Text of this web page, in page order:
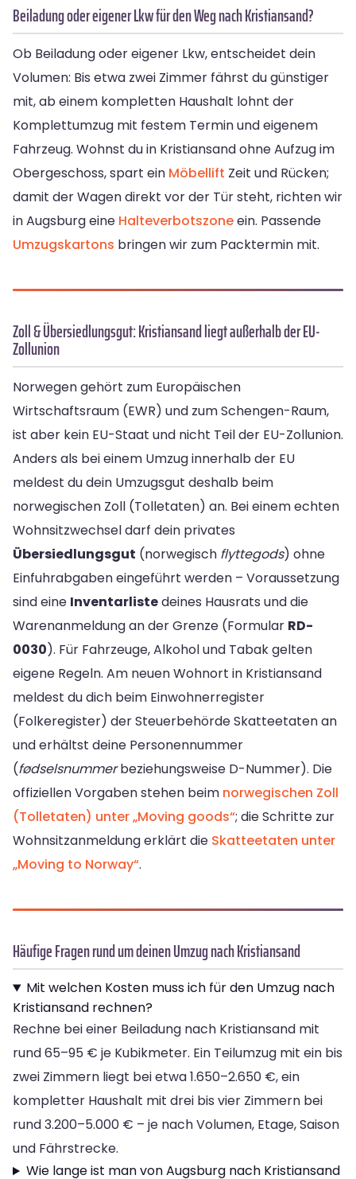
Beiladung oder eigener Lkw für den Weg nach Kristiansand?
Ob Beiladung oder eigener Lkw, entscheidet dein
Volumen: Bis etwa zwei Zimmer fährst du günstiger
mit, ab einem kompletten Haushalt lohnt der
Komplettumzug mit festem Termin und eigenem
Fahrzeug. Wohnst du in Kristiansand ohne Aufzug im
Obergeschoss, spart ein Möbellift Zeit und Rücken;
damit der Wagen direkt vor der Tür steht, richten wir
in Augsburg eine Halteverbotszoneein. Passende
Umzugskartons bringen wir zum Packtermin mit.
Zoll & Übersiedlungsgut: Kristiansand liegt außerhalb der EU-
Zollunion
Norwegen gehört zum Europäischen
Wirtschaftsraum (EWR) und zum Schengen-Raum,
ist aber kein EU-Staat und nicht Teil der EU-Zollunion.
Anders als bei einem Umzug innerhalb der EU
meldest du dein Umzugsgut deshalb beim
norwegischen Zoll (Tolletaten) an. Bei einem echten
Wohnsitzwechsel darf dein privates
Übersiedlungsgut (norwegisch flyttegods) ohne
Einfuhrabgaben eingeführt werden – Voraussetzung
sind eine Inventarlistedeines Hausrats und die
Warenanmeldung an der Grenze (Formular RD-
0030). Für Fahrzeuge, Alkohol und Tabak gelten
eigene Regeln. Am neuen Wohnort in Kristiansand
meldest du dich beim Einwohnerregister
(Folkeregister) der Steuerbehörde Skatteetaten an
und erhältst deine Personennummer
(fødselsnummerbeziehungsweise D-Nummer). Die
offiziellen Vorgaben stehen beim norwegischen Zoll
(Tolletaten) unter „Moving goods“; die Schritte zur
Wohnsitzanmeldung erklärt die Skatteetaten unter
„Moving to Norway“.
Häufige Fragen rund um deinen Umzug nach Kristiansand
Mit welchen Kosten muss ich für den Umzug nach
Kristiansand rechnen?
Rechne bei einer Beiladung nach Kristiansand mit
rund 65–95 € je Kubikmeter. Ein Teilumzug mit ein bis
zwei Zimmern liegt bei etwa 1.650–2.650 €, ein
kompletter Haushalt mit drei bis vier Zimmern bei
rund 3.200–5.000 € – je nach Volumen, Etage, Saison
und Fährstrecke.
Wie lange ist man von Augsburg nach Kristiansand